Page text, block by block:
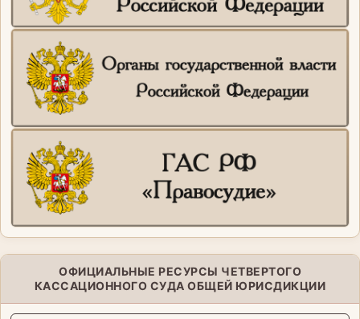
ОФИЦИАЛЬНЫЕ РЕСУРСЫ ЧЕТВЕРТОГО
КАССАЦИОННОГО СУДА ОБЩЕЙ ЮРИСДИКЦИИ